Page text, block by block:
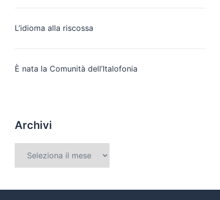
L’idioma alla riscossa
È nata la Comunità dell’Italofonia
Archivi